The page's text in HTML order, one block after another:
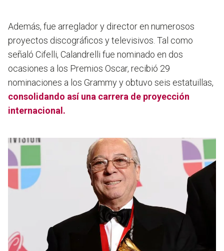
Además, fue arreglador y director en numerosos
proyectos discográficos y televisivos. Tal como
señaló Cifelli, Calandrelli fue nominado en dos
ocasiones a los Premios Oscar, recibió 29
nominaciones a los Grammyy obtuvo seis estatuillas,
consolidando así una carrera de proyección
internacional.